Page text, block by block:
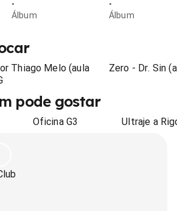
•
Álbum
•
Álbum
Thiago Melo (aula
Zero - Dr. Sin
pode gostar
Oficina G3 Ultraje a